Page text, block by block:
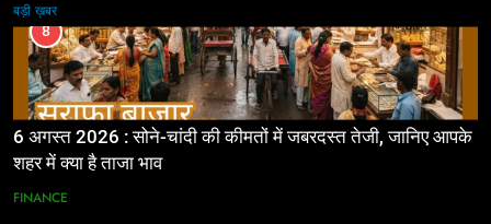
बड़ी ख़बर
8
6 अगस्त 2026 : सोने-चांदी की कीमतों में जबरदस्त तेजी, जानिए आपके
शहर में क्या है ताजा भाव
FINANCE